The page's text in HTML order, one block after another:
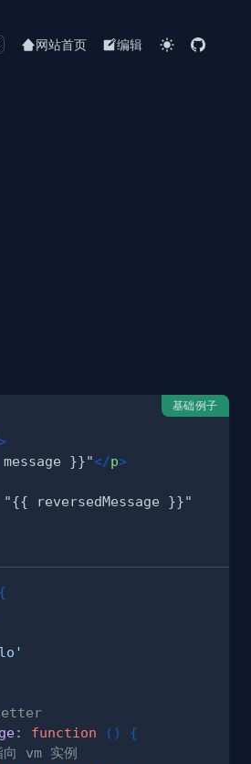
网站首页 编辑
基础例子
}}"</p>
{
: function ( )
{
vm 实例